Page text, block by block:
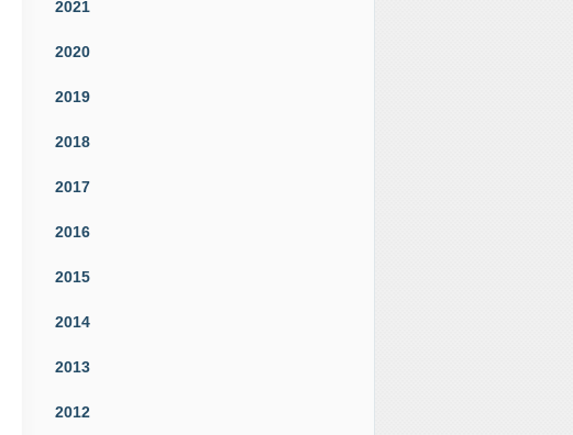
2021
2020
2019
2018
2017
2016
2015
2014
2013
2012